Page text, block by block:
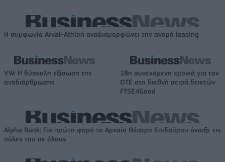
Η συμφωνία Arval-Athlon αναδιαμορφώνει την αγορά leasing
VW: Η δύσκολη εξίσωση της
αναδιάρθρωσης
18η συνεχόμενη χρονιά για τον
ΟΤΕ στη διεθνή σειρά δεικτών
FTSE4Good
Alpha Bank: Για πρώτη φορά το Αρχαίο Θέατρο Επιδαύρου άνοιξε τις
πύλες του σε όλους